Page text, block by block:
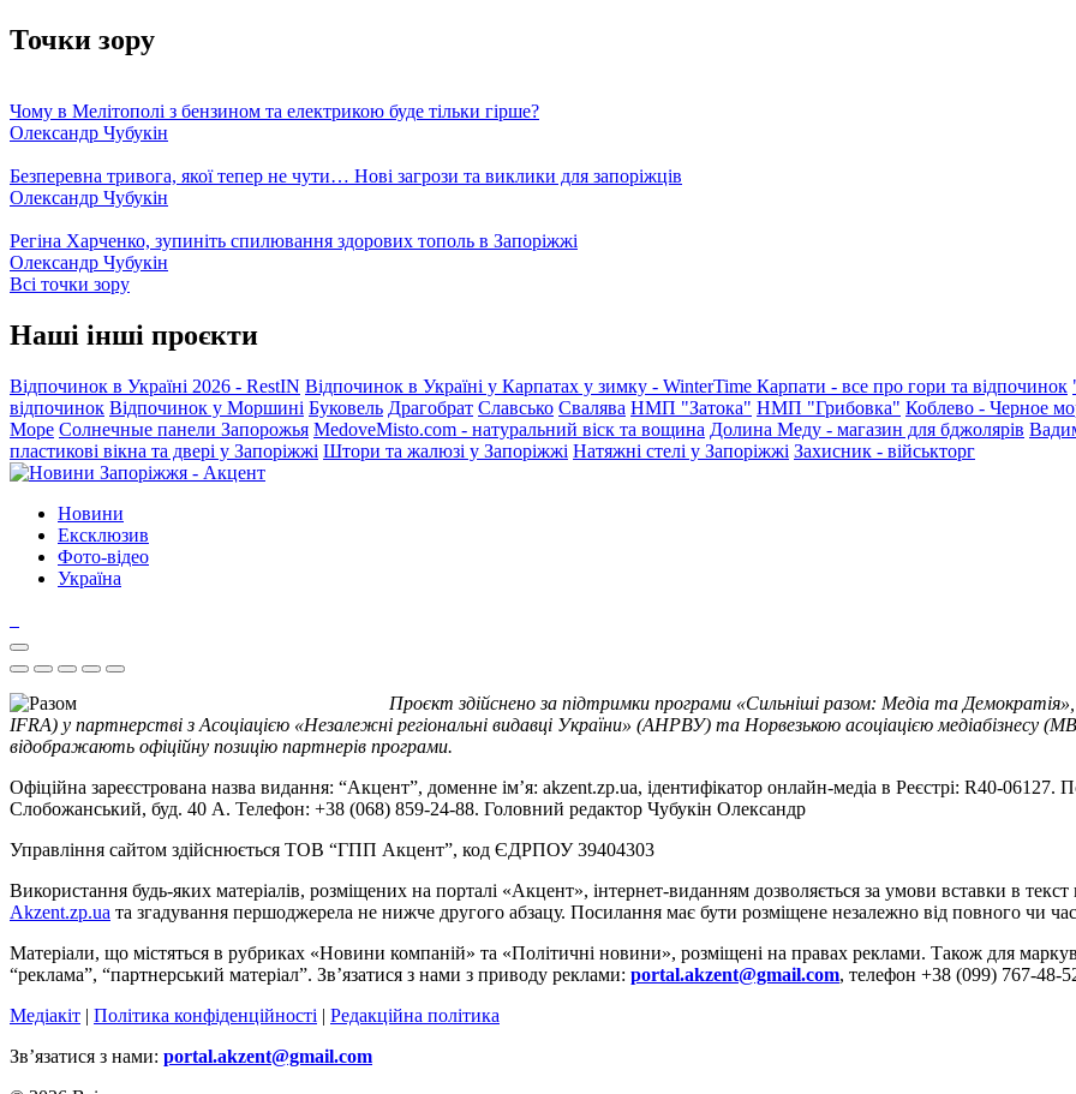
Точки зору
Чому в Мелітополі з бензином та електрикою буде тільки гірше?
Олександр Чубукін
Безперевна тривога, якої тепер не чути… Нові загрози та виклики для запоріжців
Олександр Чубукін
Регіна Харченко, зупиніть спилювання здорових тополь в Запоріжжі
Олександр Чубукін
Всі точки зору
Наші інші проєкти
Відпочинок в Україні 2026 - RestIN Відпочинок в Україні у Карпатах у зимку - WinterTime Карпати - все про гори та відпочинок
відпочинок Відпочинок у Моршині Буковель Драгобрат Славсько Свалява НМП "Затока" НМП "Грибовка" Коблево - Черное
Море Солнечные панели Запорожья MedoveMisto.com - натуральний віск та вощина Долина Меду - магазин для бджолярів
пластикові вікна та двері у Запоріжжі Штори та жалюзі у Запоріжжі Натяжні стелі у Запоріжжі Захисник - військторг
Новини
Ексклюзив
Фото-відео
Україна
Проєкт здійснено за підтримки програми «Сильніші разом: Медіа та
IFRA) у партнерстві з Асоціацією «Незалежні регіональні видавці України» (АНРВУ) та Норвезькою асоціацією медіабізнесу
відображають офіційну позицію партнерів програми.
Офіційна зареєстрована назва видання: “Акцент”, доменне ім’я: akzent.zp.ua, ідентифікатор онлайн-медіа в Реєстрі: R40-
Слобожанський, буд. 40 А. Телефон: +38 (068) 859-24-88. Головний редактор Чубукін Олександр
Управління сайтом здійснюється ТОВ “ГПП Акцент”, код ЄДРПОУ 39404303
Використання будь-яких матеріалів, розміщених на порталі «Акцент», інтернет-виданням дозволяється за умови вставки в
Akzent.zp.ua та згадування першоджерела не нижче другого абзацу. Посилання має бути розміщене незалежно від повного чи
Матеріали, що містяться в рубриках «Новини компаній» та «Політичні новини», розміщені на правах реклами. Також для
“реклама”, “партнерський матеріал”. Зв’язатися з нами з приводу реклами: portal.akzent@gmail.com, телефон +38 (099) 767-48-
Медіакіт | Політика конфіденційності | Редакційна політика
Зв’язатися з нами: portal.akzent@gmail.com